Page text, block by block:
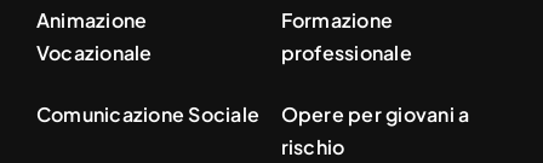
Animazione
Vocazionale
Comunicazione Sociale
Formazione
professionale
Opere per giovani a
rischio